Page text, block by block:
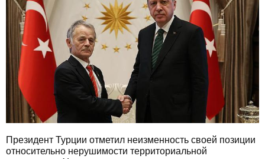
Президент Турции отметил неизменность своей позиции
относительно нерушимости территориальной